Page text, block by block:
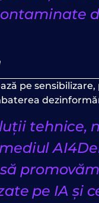
pe
tehnice,
pe IA și